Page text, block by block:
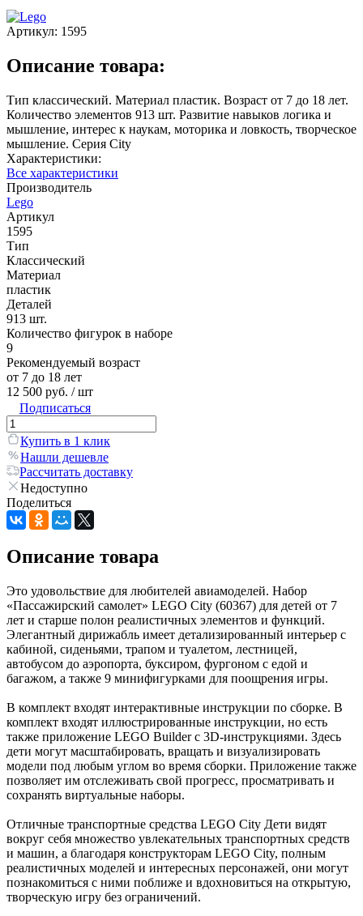
Артикул: 1595
Описание товара:
Тип классический. Материал пластик. Возраст от 7 до 18 лет.
Количество элементов 913 шт. Развитие навыков логика и
мышление, интерес к наукам, моторика и ловкость, творческое
мышление. Серия City
Характеристики:
Все характеристики
Производитель
Lego
Артикул
1595
Тип
Классический
Материал
пластик
Деталей
913 шт.
Количество фигурок в наборе
9
Рекомендуемый возраст
от 7 до 18 лет
12 500 руб. / шт
Подписаться
Купить в 1 клик
Нашли дешевле
Рассчитать доставку
Недоступно
Поделиться
Описание товара
Это удовольствие для любителей авиамоделей. Набор
«Пассажирский самолет» LEGO City (60367) для детей от 7
лет и старше полон реалистичных элементов и функций.
Элегантный дирижабль имеет детализированный интерьер с
кабиной, сиденьями, трапом и туалетом, лестницей,
автобусом до аэропорта, буксиром, фургоном с едой и
багажом, а также 9 минифигурками для поощрения игры.
В комплект входят интерактивные инструкции по сборке. В
комплект входят иллюстрированные инструкции, но есть
также приложение LEGO Builder с 3D-инструкциями. Здесь
дети могут масштабировать, вращать и визуализировать
модели под любым углом во время сборки. Приложение также
позволяет им отслеживать свой прогресс, просматривать и
сохранять виртуальные наборы.
Отличные транспортные средства LEGO City Дети видят
вокруг себя множество увлекательных транспортных средств
и машин, а благодаря конструкторам LEGO City, полным
реалистичных моделей и интересных персонажей, они могут
познакомиться с ними поближе и вдохновиться на открытую,
творческую игру без ограничений.